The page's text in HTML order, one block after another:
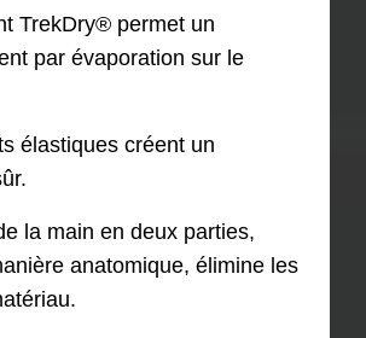
TrekDry® permet un
par évaporation sur le
élastiques créent un
la main en deux parties,
anatomique, élimine les